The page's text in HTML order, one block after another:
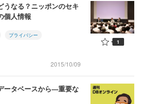
うなる？ニッポンのセキ
個人情報
プライバシー
2015/10/09
1
ータベースから―重要な